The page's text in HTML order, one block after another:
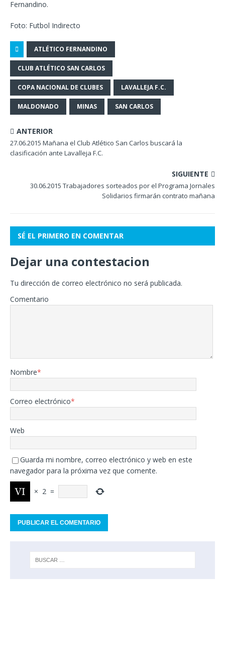
Fernandino.
Foto: Futbol Indirecto
ATLÉTICO FERNANDINO
CLUB ATLÉTICO SAN CARLOS
COPA NACIONAL DE CLUBES LAVALLEJA F.C.
MALDONADO MINAS SAN CARLOS
ANTERIOR
27.06.2015 Mañana el Club Atlético San Carlos buscará la
clasificación ante Lavalleja F.C.
SIGUIENTE
30.06.2015 Trabajadores sorteados por el Programa Jornales
Solidarios firmarán contrato mañana
SÉ EL PRIMERO EN COMENTAR
Dejar una contestacion
Tu dirección de correo electrónico no será publicada.
Comentario
Nombre*
Correo electrónico*
Web
Guarda mi nombre, correo electrónico y web en este
navegador para la próxima vez que comente.
× 2 =